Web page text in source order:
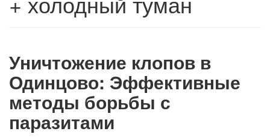
Уничтожение клопов в
Одинцово: Эффективные
методы борьбы с
паразитами